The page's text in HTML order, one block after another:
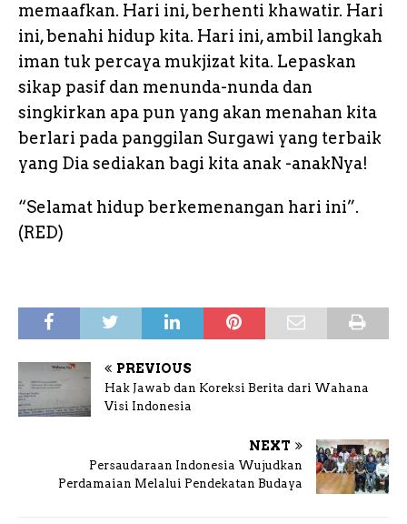
memaafkan. Hari ini, berhenti khawatir. Hari
ini, benahi hidup kita. Hari ini, ambil langkah
iman tuk percaya mukjizat kita. Lepaskan
sikap pasif dan menunda-nunda dan
singkirkan apa pun yang akan menahan kita
berlari pada panggilan Surgawi yang terbaik
yang Dia sediakan bagi kita anak -anakNya!
“Selamat hidup berkemenangan hari ini”.
(RED)
PREVIOUS
Hak Jawab dan Koreksi Berita dari Wahana
Visi Indonesia
NEXT
Persaudaraan Indonesia Wujudkan
Perdamaian Melalui Pendekatan Budaya